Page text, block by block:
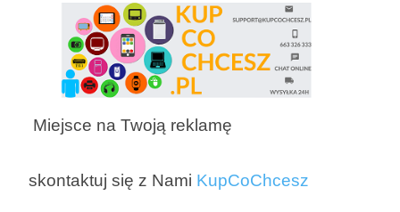
Miejsce na Twoją reklamę
skontaktuj się z Nami KupCoChcesz